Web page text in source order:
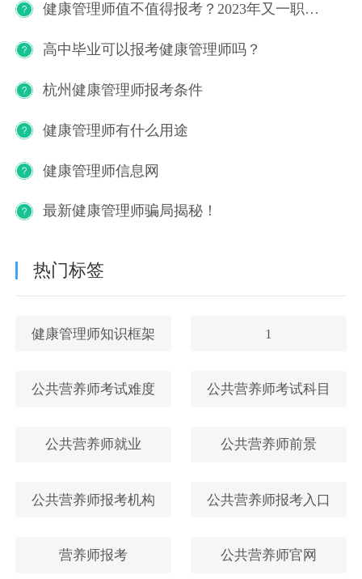
健康管理师值不值得报考？2023年又一职业技能等级证书重磅人才政策发布！
高中毕业可以报考健康管理师吗？
杭州健康管理师报考条件
健康管理师有什么用途
健康管理师信息网
最新健康管理师骗局揭秘！
热门标签
健康管理师知识框架 1
公共营养师考试难度 公共营养师考试科目
公共营养师就业 公共营养师前景
公共营养师报考机构 公共营养师报考入口
营养师报考 公共营养师官网